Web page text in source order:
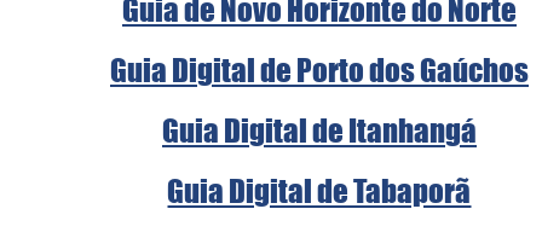
Guia de Novo Horizonte do Norte
Guia Digital de Porto dos Gaúchos
Guia Digital de Itanhangá
Guia Digital de Tabaporã